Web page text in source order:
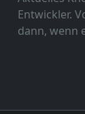
Entwickler.
dann, wenn